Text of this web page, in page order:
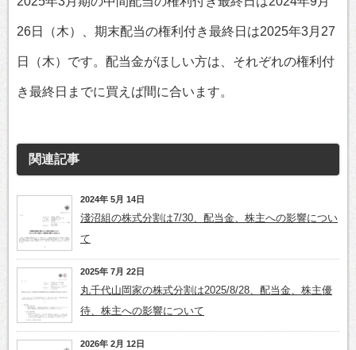
26日（木）、期末配当の権利付き最終日は2025年3月27
日（木）です。配当金がほしい方は、それぞれの権利付
き最終日までに買えば間に合います。
関連記事
2024年 5月 14日
淺沼組の株式分割は7/30、配当金、株主への影響につい
て
2025年 7月 22日
丸千代山岡家の株式分割は2025/8/28、配当金、株主優
待、株主への影響について
2026年 2月 12日